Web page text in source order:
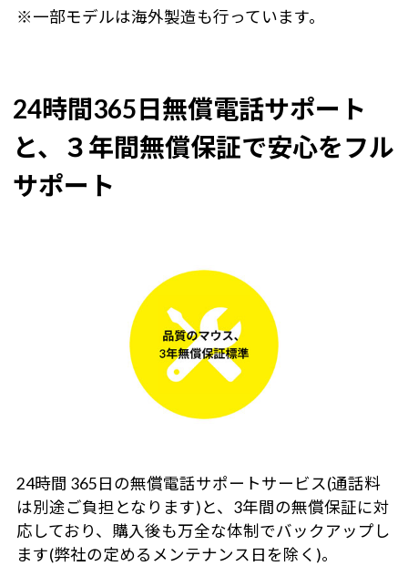
※一部モデルは海外製造も行っています。
24時間365日無償電話サポート
と、３年間無償保証で安心をフル
サポート
24時間 365日の無償電話サポートサービス(通話料
は別途ご負担となります)と、3年間の無償保証に対
応しており、購入後も万全な体制でバックアップし
ます(弊社の定めるメンテナンス日を除く)。